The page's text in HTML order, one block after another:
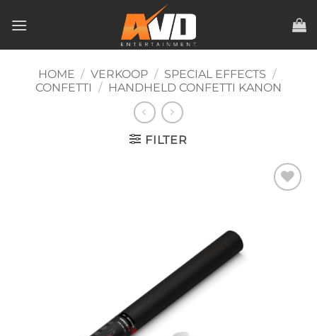
naar
HOME / VERKOOP / SPECIAL EFFECTS /
CONFETTI / HANDHELD CONFETTI KANON
FILTER